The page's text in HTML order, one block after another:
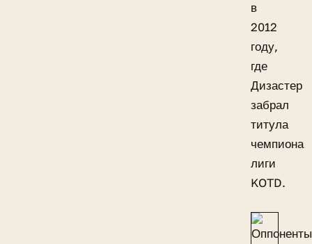
в
2012
году,
где
Дизастер
забрал
титула
чемпиона
лиги
KOTD.